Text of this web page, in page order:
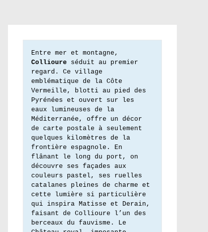
Collioure séduit au premier
regard. Ce village
emblématique de la Côte
Vermeille, blotti au pied des
Pyrénées et ouvert sur les
eaux lumineuses de la
Méditerranée, offre un décor
de carte postale à seulement
quelques kilomètres de la
frontière espagnole. En
flânant le long du port, on
découvre ses façades aux
couleurs pastel, ses ruelles
catalanes pleines de charme et
cette lumière si particulière
qui inspira Matisse et Derain,
faisant de Collioure l’un des
berceaux du fauvisme. Le